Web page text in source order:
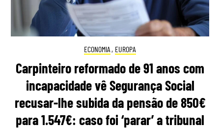
ECONOMIA , EUROPA
Carpinteiro reformado de 91 anos com
incapacidade vê Segurança Social
recusar-lhe subida da pensão de 850€
para 1.547€: caso foi ‘parar’ a tribunal